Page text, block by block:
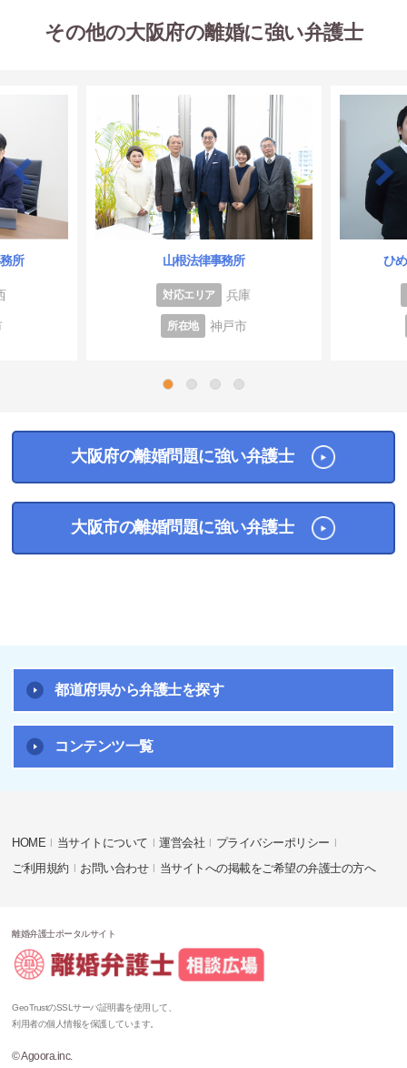
その他の大阪府の離婚に強い弁護士
所 山根法律事務所
対応エリア 兵庫
所在地 神戸市
ひ
大阪府の離婚問題に強い弁護士
大阪市の離婚問題に強い弁護士
都道府県から弁護士を探す
コンテンツ一覧
HOME 当サイトについて 運営会社
プライバシーポリシー
ご利用規約
お問い合わせ 当サイトへの掲載をご希望の弁護士の方へ
離婚弁護士ポータルサイト
GeoTrustのSSLサーバ証明書を使用して、
利用者の個人情報を保護しています。
© Agoora.inc.